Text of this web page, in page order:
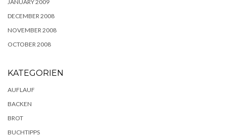
JANUARY 2009
DECEMBER 2008
NOVEMBER 2008
OCTOBER 2008
KATEGORIEN
AUFLAUF
BACKEN
BROT
BUCHTIPPS